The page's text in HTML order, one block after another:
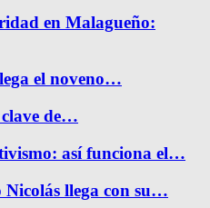
en Malagueño:
el noveno…
de…
así funciona el…
Nicolás llega con su…